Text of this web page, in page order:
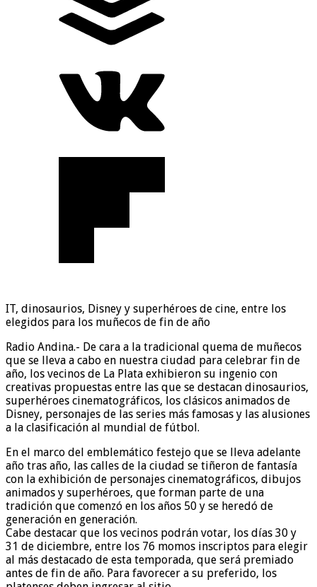
IT, dinosaurios, Disney y superhéroes de cine, entre los
elegidos para los muñecos de fin de año
Radio Andina.- De cara a la tradicional quema de muñecos
que se lleva a cabo en nuestra ciudad para celebrar fin de
año, los vecinos de La Plata exhibieron su ingenio con
creativas propuestas entre las que se destacan dinosaurios,
superhéroes cinematográficos, los clásicos animados de
Disney, personajes de las series más famosas y las alusiones
a la clasificación al mundial de fútbol.
En el marco del emblemático festejo que se lleva adelante
año tras año, las calles de la ciudad se tiñeron de fantasía
con la exhibición de personajes cinematográficos, dibujos
animados y superhéroes, que forman parte de una
tradición que comenzó en los años 50 y se heredó de
generación en generación.
Cabe destacar que los vecinos podrán votar, los días 30 y
31 de diciembre, entre los 76 momos inscriptos para elegir
al más destacado de esta temporada, que será premiado
antes de fin de año. Para favorecer a su preferido, los